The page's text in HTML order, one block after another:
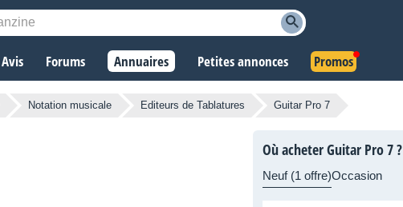
Avis Forums Annuaires Petites annonces Promos
Notation musicale Editeurs de Tablatures Guitar Pro 7
Où acheter Guitar Pro 7 ?
Neuf (1 offre)Occasion